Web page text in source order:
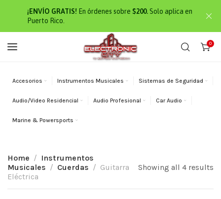
¡ENVÍO GRATIS! En órdenes sobre $200. Solo aplica en
Puerto Rico.
0
Accesorios Instrumentos Musicales Sistemas de Seguridad
Audio/Video Residencial Audio Profesional Car Audio
Marine & Powersports
Home
Instrumentos
Musicales
Cuerdas
Guitarra
Eléctrica
Showing all 4 results